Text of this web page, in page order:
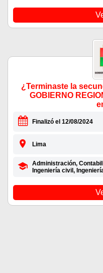
¿Terminaste la
GOBIERNO
Finalizó el 12/08/2024
Lima
Administración,
Ingeniería civil,